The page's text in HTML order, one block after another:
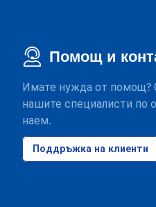
Помощ и
Имате нужда от помощ?
нашите специалисти по
наем.
Поддръжка на клиенти